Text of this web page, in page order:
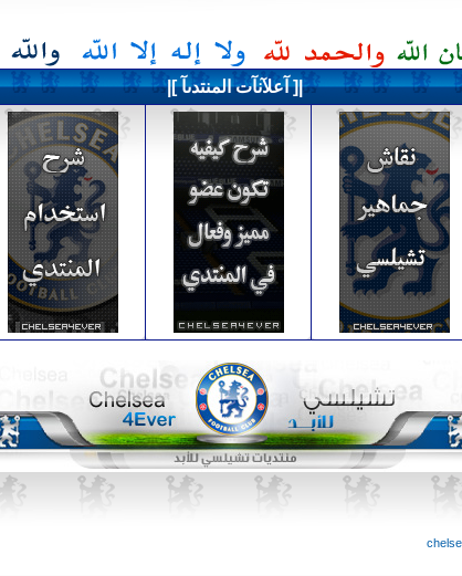
|[ آعلآنآت المنتدىآ ]|